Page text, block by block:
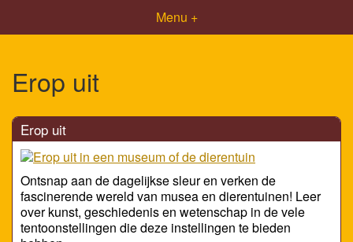
Menu +
Erop uit
Erop uit
Ontsnap aan de dagelijkse sleur en verken de
fascinerende wereld van musea en dierentuinen! Leer
over kunst, geschiedenis en wetenschap in de vele
tentoonstellingen die deze instellingen te bieden